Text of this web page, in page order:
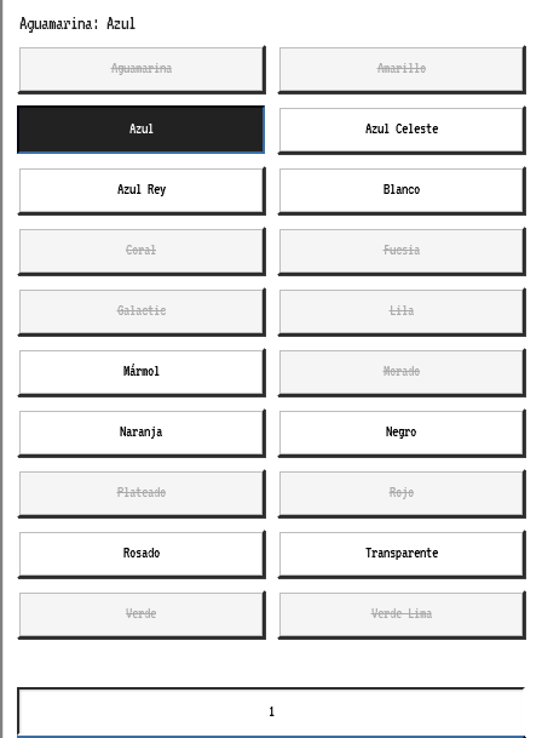
Aguamarina: Azul
Aguamarina Amarillo
Azul Azul Celeste
Azul Rey Blanco
Coral Fucsia
Galactic Lila
Mármol Morado
Naranja Negro
Plateado Rojo
Rosado Transparente
Verde Verde Lima